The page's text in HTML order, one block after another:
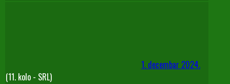
1. decembar 2024.
(11. kolo - SRL)